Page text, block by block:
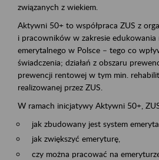
związanych z wiekiem.
Aktywni 50+ to współpraca ZUS z
i pracowników w zakresie edukowania
emerytalnego w Polsce – tego co
świadczenia; działań z obszaru
prewencji rentowej w tym min.
realizowanej przez ZUS.
W ramach inicjatywy Aktywni 50+,
jak zbudowany jest system
jak zwiększyć emeryturę,
czy można pracować na